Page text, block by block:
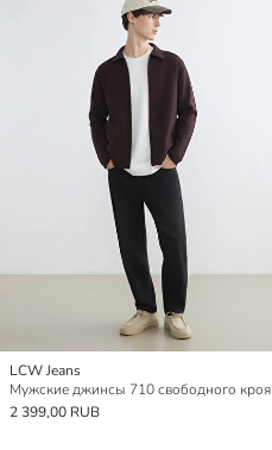
LCW Jeans
Мужские джинсы 710 свободного кроя
2 399,00 RUB